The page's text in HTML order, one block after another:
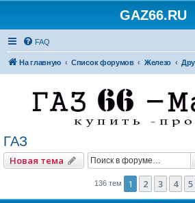
GAZ66.RU
FAQ
На главную Список форумов Железо
ГАЗ
Новая тема
136 тем 1 2 3 4 5